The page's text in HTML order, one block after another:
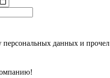
персональных данных и прочел